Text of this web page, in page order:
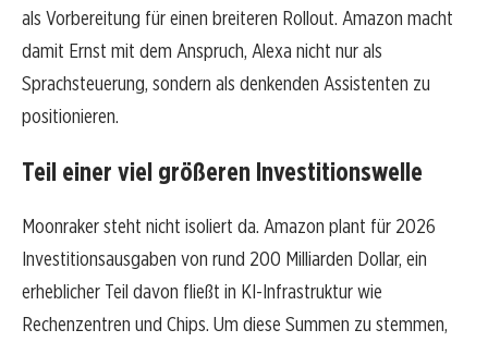
als Vorbereitung für einen breiteren Rollout. Amazon macht
damit Ernst mit dem Anspruch, Alexa nicht nur als
Sprachsteuerung, sondern als denkenden Assistenten zu
positionieren.
Teil einer viel größeren Investitionswelle
Moonraker steht nicht isoliert da. Amazon plant für 2026
Investitionsausgaben von rund 200 Milliarden Dollar, ein
erheblicher Teil davon fließt in KI-Infrastruktur wie
Rechenzentren und Chips. Um diese Summen zu stemmen,